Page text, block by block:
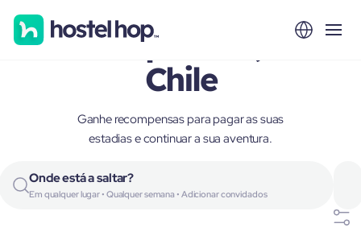
Valparaíso,
Chile
Ganhe recompensas para pagar as suas
estadias e continuar a sua aventura.
Onde está a saltar?
Em qualquer lugar • Qualquer semana • Adicionar convidados